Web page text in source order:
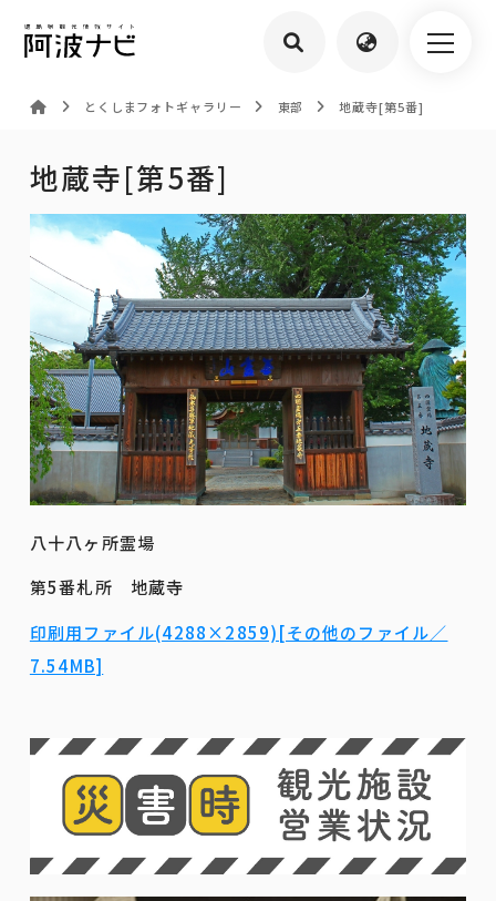
とくしまフォトギャラリー 東部 地蔵寺[第5番]
地蔵寺[第5番]
八十八ヶ所霊場
第5番札所 地蔵寺
印刷用ファイル(4288×2859)[その他のファイル／
7.54MB]